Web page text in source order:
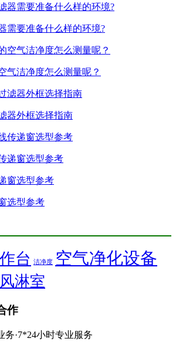
需要准备什么样的环境?
气洁净度怎么测量呢？
器外框选择指南
递窗选型参考
选型参考
台 洁净度 空气净化设备
风淋室
作
务·7*24小时专业服务